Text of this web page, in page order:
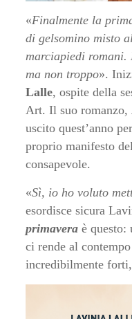
«Finalmente la
di gelsomino misto
marciapiedi romani.
ma non troppo».
Lalle, ospite della
Art. Il suo romanzo,
uscito quest’anno per
proprio manifesto
consapevole.
«Sì, io ho voluto
esordisce sicura
primaveraè questo:
ci rende al
incredibilmente